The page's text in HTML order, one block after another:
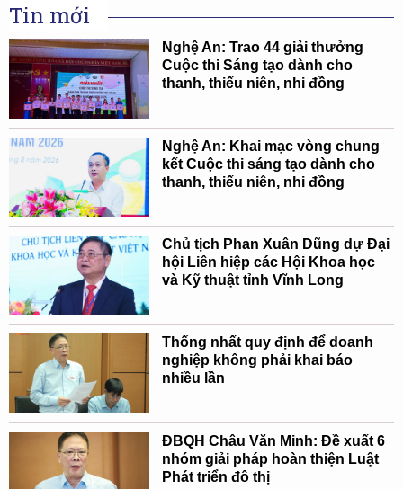
Tin mới
Nghệ An: Trao 44 giải thưởng
Cuộc thi Sáng tạo dành cho
thanh, thiếu niên, nhi đồng
Nghệ An: Khai mạc vòng chung
kết Cuộc thi sáng tạo dành cho
thanh, thiếu niên, nhi đồng
Chủ tịch Phan Xuân Dũng dự Đại
hội Liên hiệp các Hội Khoa học
và Kỹ thuật tỉnh Vĩnh Long
Thống nhất quy định để doanh
nghiệp không phải khai báo
nhiều lần
ĐBQH Châu Văn Minh: Đề xuất 6
nhóm giải pháp hoàn thiện Luật
Phát triển đô thị